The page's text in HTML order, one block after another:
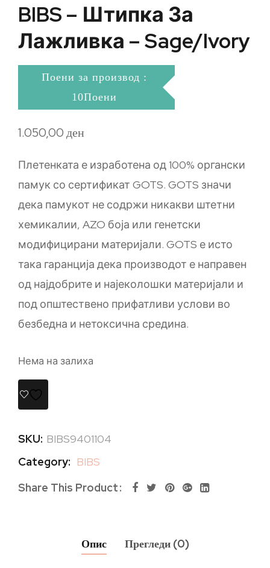
BIBS – Штипка За
Лажливка – Sage/Ivory
Поени за производ :
10Поени
1.050,00ден
Плетенката е изработена од 100% органски
памук со сертификат GOTS. GOTS значи
дека памукот не содржи никакви штетни
хемикалии, AZO боја или генетски
модифицирани материјали. GOTS е исто
така гаранција дека производот е направен
од најдобрите и најеколошки материјали и
под општествено прифатливи услови во
безбедна и нетоксична средина.
Нема на залиха
SKU: BIBS9401104
Category: BIBS
Share This Product
Опис Прегледи (0)